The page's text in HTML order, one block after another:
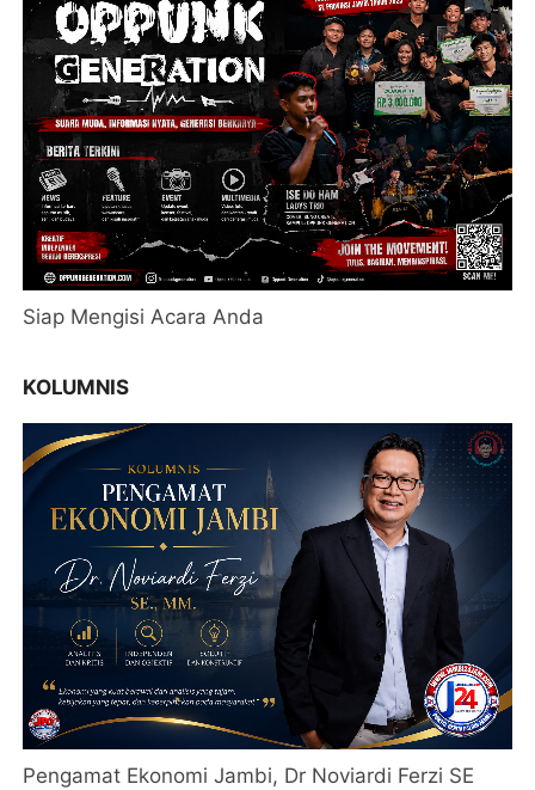
Siap Mengisi Acara Anda
KOLUMNIS
Pengamat Ekonomi Jambi, Dr Noviardi Ferzi SE